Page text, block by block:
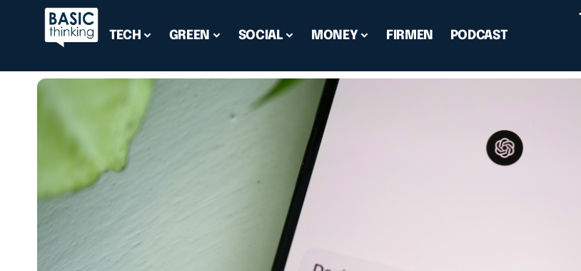
TECH GREEN SOCIAL MONEY FIRMEN PODCAST